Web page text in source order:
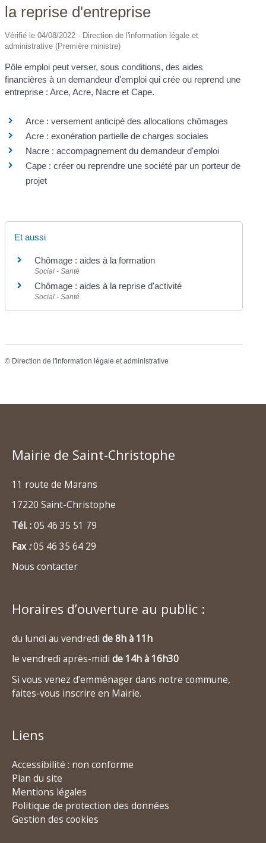
la reprise d'entreprise
Vérifié le 04/08/2022 - Direction de l'information légale et
administrative (Première ministre)
Pôle emploi peut verser, sous conditions, des aides
financières à un demandeur d'emploi qui crée ou reprend une
entreprise : Arce, Acre, Nacre et Cape.
Arce : versement anticipé des allocations chômages
Acre : exonération partielle de charges sociales
Nacre : accompagnement du demandeur d'emploi
Cape : créer ou reprendre une société par un porteur de
projet
Et aussi
Chômage : aides à la formation
Social - Santé
Chômage : aides à la reprise d'activité
Social - Santé
© Direction de l'information légale et administrative
Mairie de Saint-Christophe
11 route de Marans
17220 Saint-Christophe
Tél. :05 46 35 51 79
Fax:05 46 35 64 29
Nous contacter
Horaires d’ouverture au public :
du lundi au vendredi de 8h à 11h
le vendredi après-midi de 14h à 16h30
Si vous venez d’emménager dans notre commune,
faites-vous inscrire en Mairie.
Liens
Accessibilité : non conforme
Plan du site
Mentions légales
Politique de protection des données
Gestion des cookies